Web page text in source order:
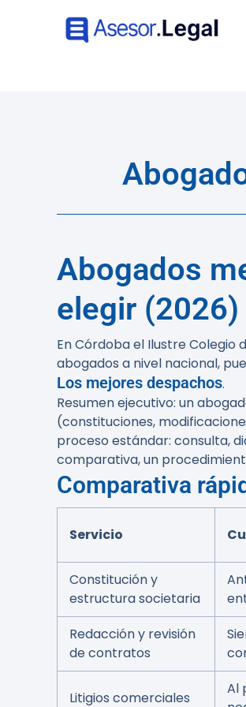
Abogados
elegir (2026)
En Córdobael Ilustre Colegio
abogados a nivel nacional,
Los mejores despachos.
Resumen ejecutivo: un
(constituciones,
proceso estándar: consulta,
comparativa, un
Comparativa
Servicio
Constitución y
estructura societaria
Redacción y revisión
de contratos
Litigios comerciales
Al